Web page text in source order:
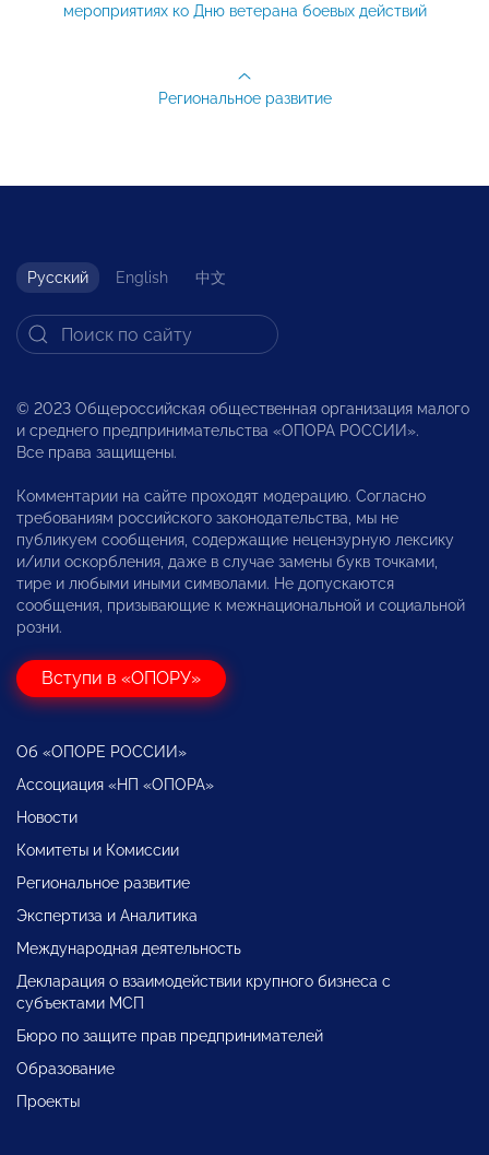
мероприятиях ко Дню ветерана боевых действий
Региональное развитие
Русский English 中文
© 2023 Общероссийская общественная организация малого
и среднего предпринимательства «ОПОРА РОССИИ».
Все права защищены.
Комментарии на сайте проходят модерацию. Согласно
требованиям российского законодательства, мы не
публикуем сообщения, содержащие нецензурную лексику
и/или оскорбления, даже в случае замены букв точками,
тире и любыми иными символами. Не допускаются
сообщения, призывающие к межнациональной и социальной
розни.
Вступи в «ОПОРУ»
Об «ОПОРЕ РОССИИ»
Ассоциация «НП «ОПОРА»
Новости
Комитеты и Комиссии
Региональное развитие
Экспертиза и Аналитика
Международная деятельность
Декларация о взаимодействии крупного бизнеса с
субъектами МСП
Бюро по защите прав предпринимателей
Образование
Проекты